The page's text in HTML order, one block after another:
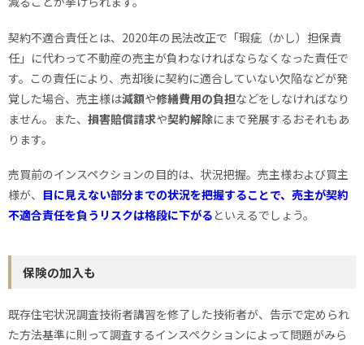
契約不適合責任とは、2020年の民法改正で「瑕疵（かし）担保責
任」に代わって不動産の売主が負わなければならなくなった責任で
す。この責任により、売却後に契約に適合していない欠陥などが発
覚した場合、売主様は減額や修繕費用の負担などをしなければなり
ません。また、 損害賠償請求や契約解除にまで発展するおそれもあ
ります。
売買前のインスペクションの目的は、状況把握。売主様および買主
様が、 目に見えない部分までの状況を把握することで、売主が契約
不適合責任を負うリスクは格段に下がる といえるでしょう。
保険の加入も
既存住宅状況調査技術者講習を修了した技術者が、告示で定められ
た方法基準に則って調査するインスペクションによって問題がみら